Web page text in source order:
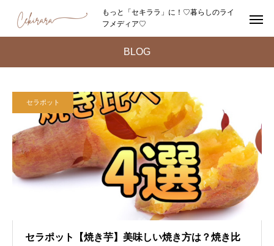
もっと「セキララ」に！♡暮らしのライ
フメディア♡
BLOG
セラポット
セラポット【焼き芋】美味しい焼き方は？焼き比